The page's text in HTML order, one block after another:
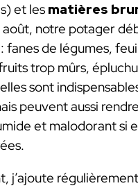
et les matières
notre potager
fanes de légumes,
trop mûrs,
sont
peuvent aussi
et malodorant si
j’ajoute